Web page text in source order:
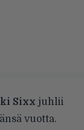
Sixx juhlii
vuotta.